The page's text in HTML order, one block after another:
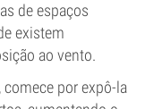
de espaços
existem
ao vento.
por expô-la